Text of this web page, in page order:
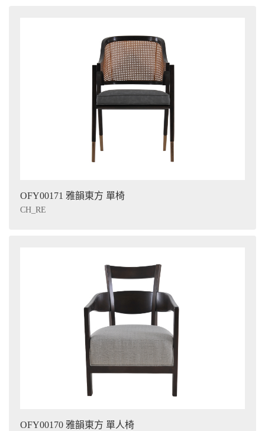
OFY00171 雅韻東方 單椅
CH_RE
OFY00170 雅韻東方 單人椅